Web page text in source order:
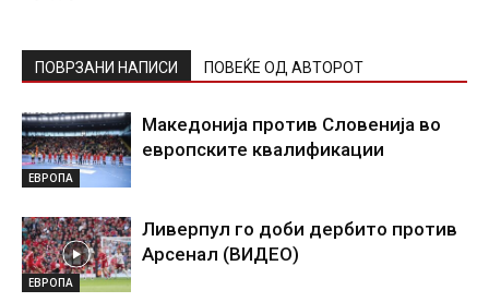
ПОВРЗАНИ НАПИСИ ПОВЕЌЕ ОД АВТОРОТ
ЕВРОПА
Македонија против Словенија во
европските квалификации
ЕВРОПА
Ливерпул го доби дербито против
Арсенал (ВИДЕО)